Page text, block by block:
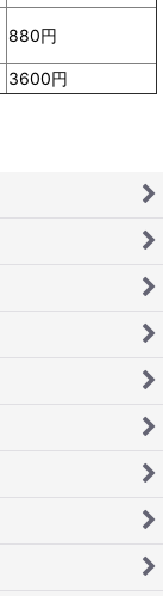
880円
3600円